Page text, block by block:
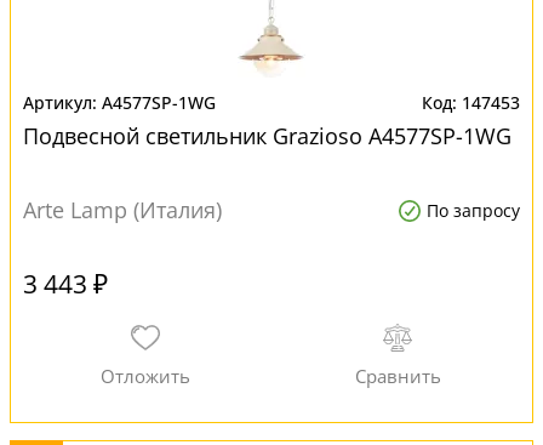
A4577SP-1WG 147453
Подвесной светильник Grazioso A4577SP-1WG
Arte Lamp (Италия) По запросу
3 443 ₽